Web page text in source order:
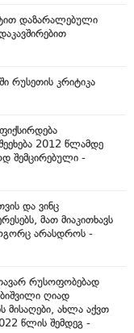
დაზარალებული
რუსეთის კრიტიკა
2012 წლამდე
შემცირებული -
და ვინც
მათ მიაკითხავს
არასდროს -
რუსოფობებად
ღიად
მისაღები, ახლა აქვთ
წლის შემდეგ -